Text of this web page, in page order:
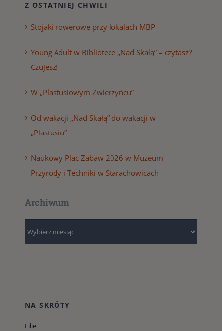
Z OSTATNIEJ CHWILI
Stojaki rowerowe przy lokalach MBP
Young Adult w Bibliotece „Nad Skałą” – czytasz?
Czujesz!
W „Plastusiowym Zwierzyńcu”
Od wakacji „Nad Skałą” do wakacji w
„Plastusiu”
Naukowy Plac Zabaw 2026 w Muzeum
Przyrody i Techniki w Starachowicach
Archiwum
NA SKRÓTY
Filie